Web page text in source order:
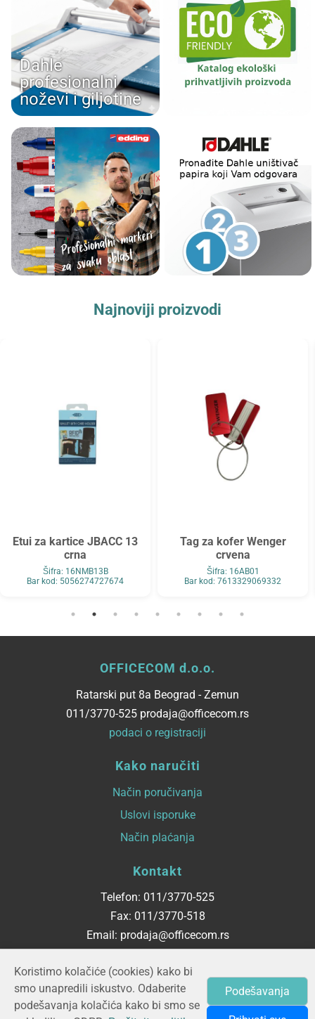
Dahle
profesionalni
noževi i giljotine
Najnoviji proizvodi
Etui za kartice JBACC 13
crna
Šifra: 16NMB13B
Bar kod: 5056274727674
Tag za kofer Wenger
crvena
Šifra: 16AB01
Bar kod: 7613329069332
OFFICECOM d.o.o.
Ratarski put 8a Beograd - Zemun
011/3770-525 prodaja@officecom.rs
podaci o registraciji
Kako naručiti
Način poručivanja
Uslovi isporuke
Način plaćanja
Kontakt
Telefon: 011/3770-525
Fax: 011/3770-518
Email: prodaja@officecom.rs
Radno vreme
ponedeljak - petak
08:00 do 16:00
Koristimo kolačiće (cookies) kako bi
smo unapredili iskustvo. Odaberite
podešavanja kolačića kako bi smo se
Podešavanja